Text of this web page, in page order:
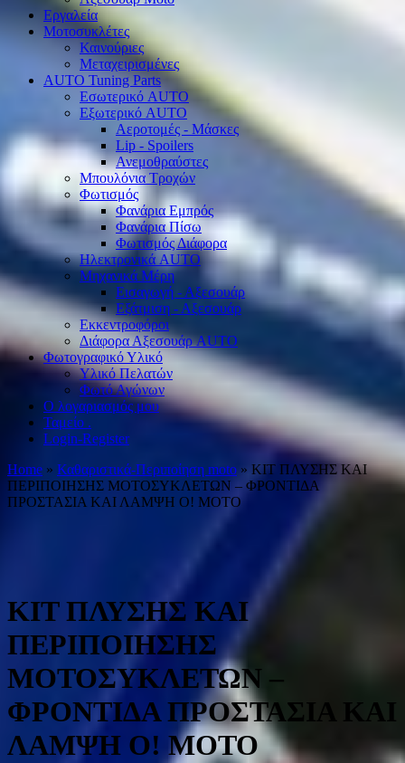
Εργαλεία
Μοτοσυκλέτες
Καινούριες
Μεταχειρισμένες
AUTO Tuning Parts
Εσωτερικό AUTO
Εξωτερικό AUTO
Αεροτομές - Μάσκες
Lip - Spoilers
Ανεμοθραύστες
Μπουλόνια Τροχών
Φωτισμός
Φανάρια Εμπρός
Φανάρια Πίσω
Φωτισμός Διάφορα
Ηλεκτρονικά AUTO
Μηχανικά Μέρη
Εισαγωγή - Αξεσουάρ
Εξάτμιση - Αξεσουάρ
Εκκεντροφόροι
Διάφορα Αξεσουάρ AUTO
Φωτογραφικό Υλικό
Υλικό Πελατών
Φωτό Αγώνων
Ο λογαριασμός μου
Ταμείο .
Login-Register
Home » Καθαριστικά-Περιποίηση moto » ΚΙΤ ΠΛΥΣΗΣ ΚΑΙ
ΠΕΡΙΠΟΙΗΣΗΣ ΜΟΤΟΣΥΚΛΕΤΩΝ – ΦΡΟΝΤΙΔΑ
ΠΡΟΣΤΑΣΙΑ ΚΑΙ ΛΑΜΨΗ O! MOTO
ΚΙΤ ΠΛΥΣΗΣ ΚΑΙ
ΠΕΡΙΠΟΙΗΣΗΣ
ΜΟΤΟΣΥΚΛΕΤΩΝ –
ΦΡΟΝΤΙΔΑ ΠΡΟΣΤΑΣΙΑ ΚΑΙ
ΛΑΜΨΗ O! MOTO